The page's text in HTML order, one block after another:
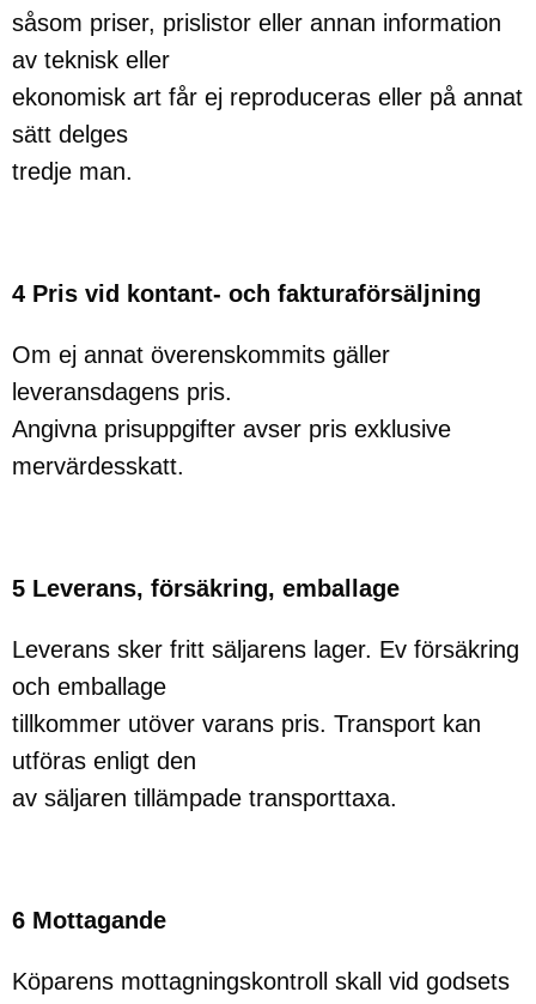
såsom priser, prislistor eller annan information
av teknisk eller
ekonomisk art får ej reproduceras eller på annat
sätt delges
tredje man.
4 Pris vid kontant- och fakturaförsäljning
Om ej annat överenskommits gäller
leveransdagens pris.
Angivna prisuppgifter avser pris exklusive
mervärdesskatt.
5 Leverans, försäkring, emballage
Leverans sker fritt säljarens lager. Ev försäkring
och emballage
tillkommer utöver varans pris. Transport kan
utföras enligt den
av säljaren tillämpade transporttaxa.
6 Mottagande
Köparens mottagningskontroll skall vid godsets